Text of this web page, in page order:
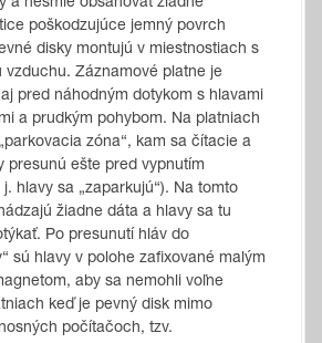
a nesmie obsahovať žiadne
poškodzujúce jemný povrch
disky montujú v miestnostiach s
vzduchu. Záznamové platne je
pred náhodným dotykom s hlavami
a prudkým pohybom. Na platniach
zóna“, kam sa čítacie a
presunú ešte pred vypnutím
hlavy sa „zaparkujú“). Na tomto
žiadne dáta a hlavy sa tu
Po presunutí hláv do
sú hlavy v polohe zafixované malým
aby sa nemohli voľne
keď je pevný disk mimo
počítačoch, tzv.